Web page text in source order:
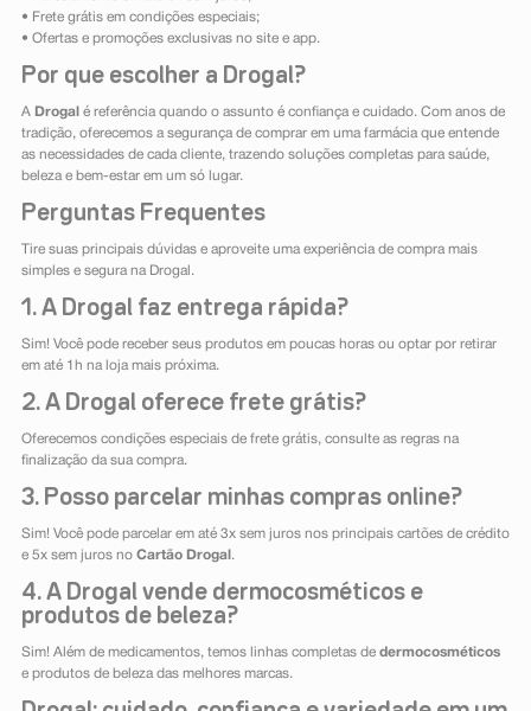
• Frete grátis em condições especiais;
• Ofertas e promoções exclusivas no site e app.
Por que escolher a Drogal?
A Drogal é referência quando o assunto é confiança e cuidado. Com anos de
tradição, oferecemos a segurança de comprar em uma farmácia que entende
as necessidades de cada cliente, trazendo soluções completas para saúde,
beleza e bem-estar em um só lugar.
Perguntas Frequentes
Tire suas principais dúvidas e aproveite uma experiência de compra mais
simples e segura na Drogal.
1. A Drogal faz entrega rápida?
Sim! Você pode receber seus produtos em poucas horas ou optar por retirar
em até 1h na loja mais próxima.
2. A Drogal oferece frete grátis?
Oferecemos condições especiais de frete grátis, consulte as regras na
finalização da sua compra.
3. Posso parcelar minhas compras online?
Sim! Você pode parcelar em até 3x sem juros nos principais cartões de crédito
e 5x sem juros no Cartão Drogal .
4. A Drogal vende dermocosméticos e
produtos de beleza?
Sim! Além de medicamentos, temos linhas completas de dermocosméticos
e produtos de beleza das melhores marcas.